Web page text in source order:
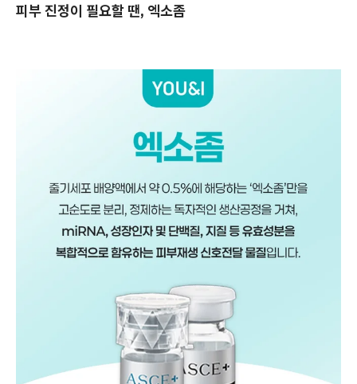
피부 진정이 필요할 땐, 엑소좀